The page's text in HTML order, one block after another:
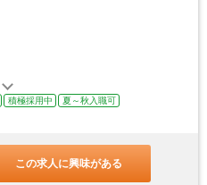
積極採用中
夏～秋入職可
この求人に興味がある